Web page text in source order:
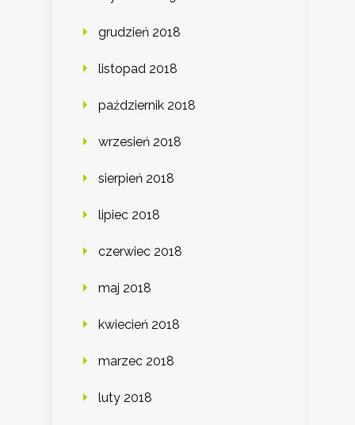
grudzień 2018
listopad 2018
październik 2018
wrzesień 2018
sierpień 2018
lipiec 2018
czerwiec 2018
maj 2018
kwiecień 2018
marzec 2018
luty 2018